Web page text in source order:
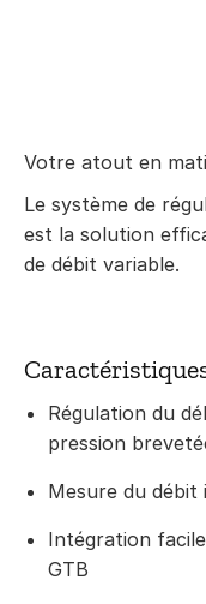
Votre atout en
Le système de
est la solution
de débit variable.
Régulation du
pression
Mesure du débit
Intégration
GTB